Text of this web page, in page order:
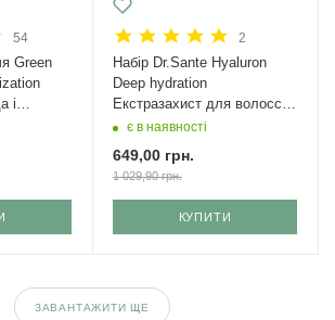
54
Green
і
SPF 50
2
Набір Dr.Sante Hyaluron
Deep hydration
Екстразахист для волосся
Мініє в наявності
649,00 грн.
1 029,90грн.
КУПИТИ
ЗАВАНТАЖИТИ ЩЕ